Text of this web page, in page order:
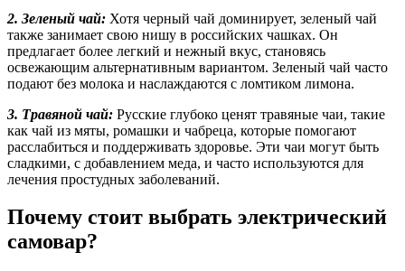
2. Зеленый чай: Хотя черный чай доминирует, зеленый чай
также занимает свою нишу в российских чашках. Он
предлагает более легкий и нежный вкус, становясь
освежающим альтернативным вариантом. Зеленый чай часто
подают без молока и наслаждаются с ломтиком лимона.
3. Травяной чай: Русские глубоко ценят травяные чаи, такие
как чай из мяты, ромашки и чабреца, которые помогают
расслабиться и поддерживать здоровье. Эти чаи могут быть
сладкими, с добавлением меда, и часто используются для
лечения простудных заболеваний.
Почему стоит выбрать электрический
самовар?